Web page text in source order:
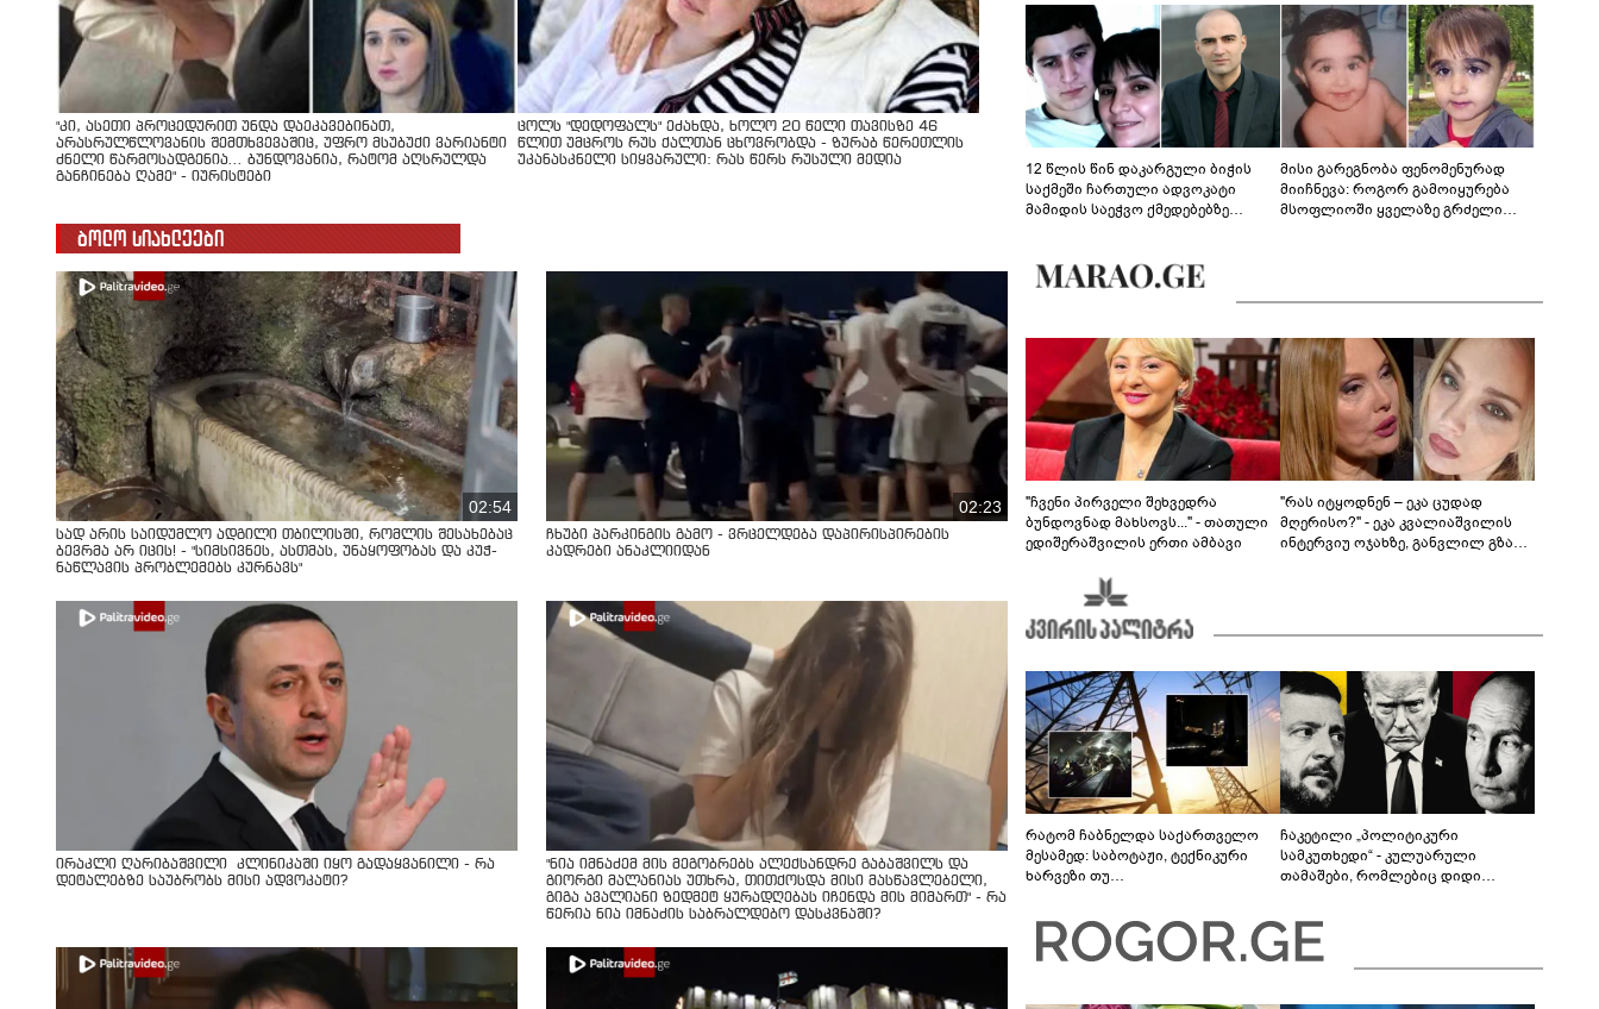
"კი, ასეთი პროცედურით უნდა დაეკავებინათ,
არასრულწლოვანის შემთხვევაშიც, უფრო მსუბუქი ვარიანტი
ძნელი წარმოსადგენია... ბუნდოვანია, რატომ აღსრულდა
განჩინება ღამე" - იურისტები
ცოლს "დედოფალს" ეძახდა, ხოლო 20 წელი თავისზე 46
წლით უმცროს რუს ქალთან ცხოვრობდა - ზურაბ წერეთლის
უკანასკნელი სიყვარული: რას წერს რუსული მედია
ბოლო სიახლეები
02:54
სად არის საიდუმლო ადგილი თბილისში, რომლის შესახებაც
ბევრმა არ იცის! - "სიმსივნეს, ასთმას, უნაყოფობას და კუჭ-
ნაწლავის პრობლემებს კურნავს"
02:23
ჩხუბი პარკინგის გამო - ვრცელდება დაპირისპირების
კადრები ანაკლიიდან
ირაკლი ღარიბაშვილი კლინიკაში იყო გადაყვანილი - რა
დეტალებზე საუბრობს მისი ადვოკატი?
"ნია იმნაძემ მის მეგობრებს ალექსანდრე გაბაშვილს და
გიორგი მალანიას უთხრა, თითქოსდა მისი მასწავლებელი,
გიგა ავალიანი ზედმეტ ყურადღებას იჩენდა მის მიმართ" - რა
წერია ნია იმნაძის საბრალდებო დასკვნაში?
12 წლის წინ დაკარგული ბიჭის
საქმეში ჩართული ადვოკატი
მამიდის საეჭვო ქმედებებზე
მოწოდებაზე... წლობით
მიმდინარეობდა საქმის
მისი გარეგნობა ფენომენურად
მიიჩნევა: როგორ გამოიყურება
მსოფლიოში ყველაზე გრძელი
"ჩვენი პირველი შეხვედრა
ბუნდოვნად მახსოვს..." - თათული
ედიშერაშვილის ერთი ამბავი
"რას იტყოდნენ – ეკა ცუდად
მღერისო?" - ეკა კვალიაშვილის
ინტერვიუ ოჯახზე, განვლილ გზასა
რატომ ჩაბნელდა საქართველო
მესამედ: საბოტაჟი, ტექნიკური
ხარვეზი თუ
ჩაკეტილი „პოლიტიკური
სამკუთხედი“ - კულუარული
თამაშები, რომლებიც დიდი